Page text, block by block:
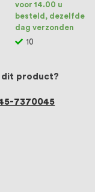
dit product?
7370045
voor 14.00 u
besteld, dezelfde
dag verzonden
10